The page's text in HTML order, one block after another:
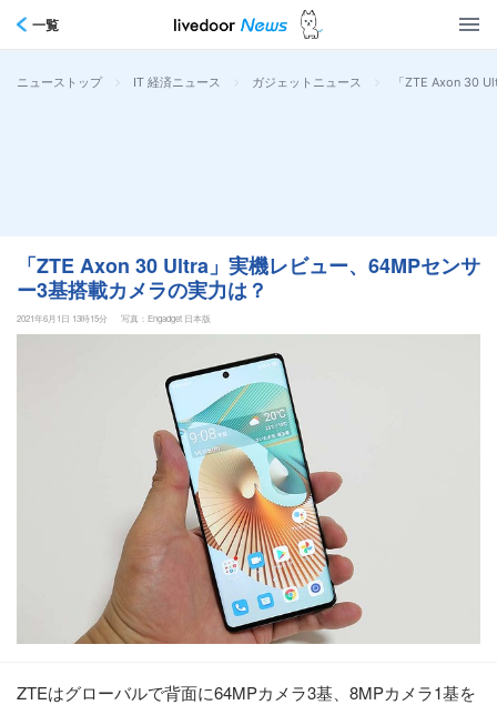
一覧
ニューストップ > IT 経済ニュース > ガジェットニュース > 「ZTE Axon 30
「ZTE Axon 30 Ultra」実機レビュー、64MPセンサ
ー3基搭載カメラの実力は？
2021年6月1日 13時15分 写真：Engadget 日本版
ZTEはグローバルで背面に64MPカメラ3基、8MPカメラ1基を